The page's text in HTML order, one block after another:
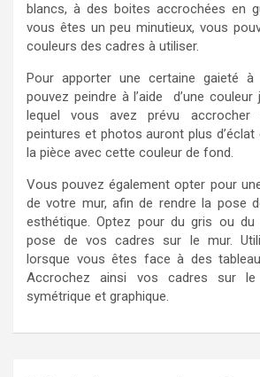
blancs, à des boites accrochées en
vous êtes un peu minutieux, vous
couleurs des cadres à utiliser.
Pour apporter une certaine gaieté
pouvez peindre à l’aide d’une
lequel vous avez prévu
peintures et photos auront plus d’éclat
la pièce avec cette couleur de fond.
Vous pouvez également opter pour
de votre mur, afin de rendre la pose
esthétique. Optez pour du gris ou
pose de vos cadres sur le mur.
lorsque vous êtes face à des
Accrochez ainsi vos cadres sur
symétrique et graphique.